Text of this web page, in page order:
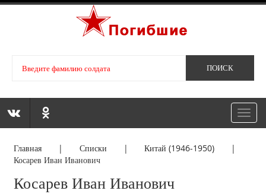
Главная | Списки |Китай (1946-1950) |
Косарев Иван Иванович
Косарев Иван Иванович